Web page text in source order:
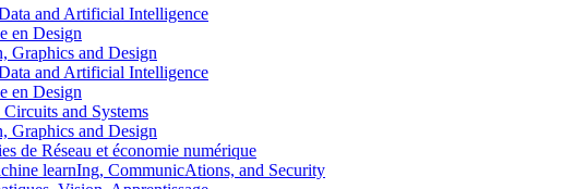
and Artificial Intelligence
en Design
and Design
and Artificial Intelligence
en Design
and Systems
and Design
de Réseau et économie numérique
learnIng, CommunicAtions, and Security